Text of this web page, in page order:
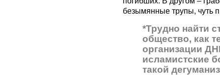
безымянные трупы, чуть
*Трудно найти
общество, как
организации
исламистские
такой